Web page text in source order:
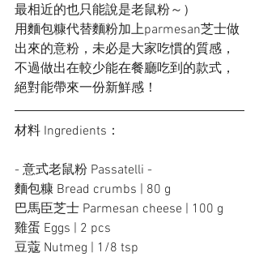
最相近的也只能說是老鼠粉～）
用麵包糠代替麵粉加上parmesan芝士做
出來的意粉，未必是大家吃慣的質感，
不過做出在較少能在餐廳吃到的款式，
絕對能帶來一份新鮮感！
材料 Ingredients：
- 意式老鼠粉 Passatelli -
麵包糠 Bread crumbs | 80 g
巴馬臣芝士 Parmesan cheese | 100 g
雞蛋 Eggs | 2 pcs
豆蔻 Nutmeg | 1/8 tsp